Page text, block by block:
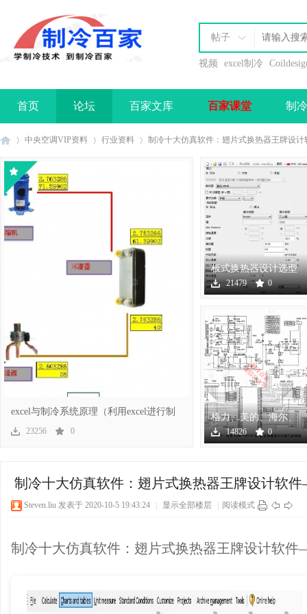
帖子
视频 excel制冷
首页 论坛 百家文库 百家课堂 制
办理会员
制
中央空调VIP资料 行业资料 制冷十大仿真软件：翅片式换热器王牌设
excel与制冷系统原理（利用excel进行制
冷系
23256 0
板式换热器设计选型
软件下载
21479 0
格力、美的、海尔、
海信、奥克斯几十个
空调
14826 0
制冷十大仿真软件：翅片式换热器王牌设计软
Steven.liu 发表于 2020-10-5 19:43:24 显示全部楼层 阅读模式
制冷十大仿真软件：翅片式换热器王牌设计软件